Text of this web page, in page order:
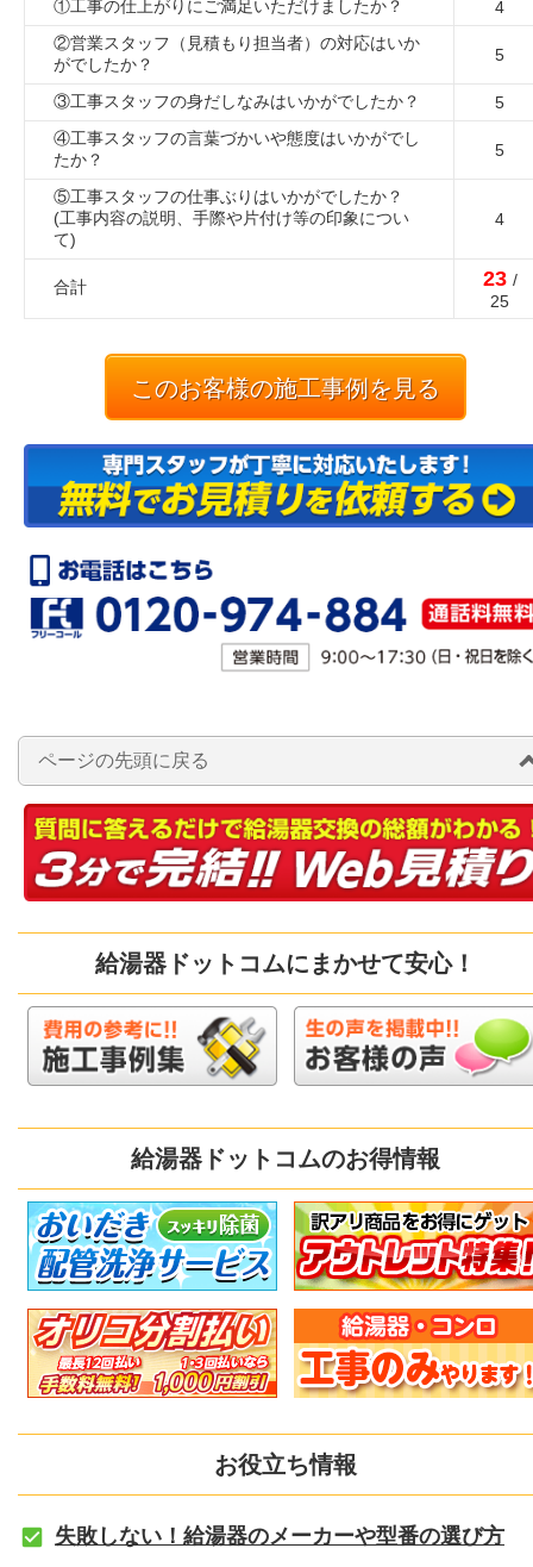
①工事の仕上がりにご満足いただけましたか？
4
②営業スタッフ（見積もり担当者）の対応はいか
がでしたか？
5
③工事スタッフの身だしなみはいかがでしたか？
5
④工事スタッフの言葉づかいや態度はいかがでし
たか？
5
⑤工事スタッフの仕事ぶりはいかがでしたか？
(工事内容の説明、手際や片付け等の印象につい
て)
4
合計 23 /
25
このお客様の施工事例を見る
ページの先頭に戻る
給湯器ドットコムにまかせて安心！
給湯器ドットコムのお得情報
お役立ち情報
失敗しない！給湯器のメーカーや型番の選び方